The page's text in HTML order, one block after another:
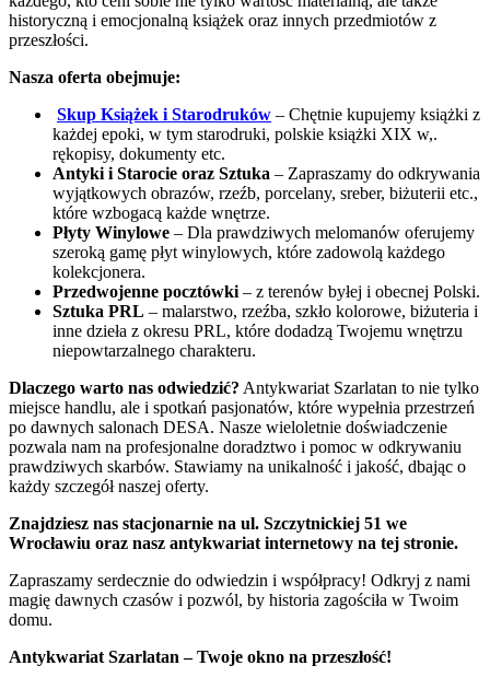
historyczną i emocjonalną książek oraz innych przedmiotów z
przeszłości.
Nasza oferta obejmuje:
Skup Książek i Starodruków – Chętnie kupujemy książki z
każdej epoki, w tym starodruki, polskie książki XIX w,.
rękopisy, dokumenty etc.
Antyki i Starocie oraz Sztuka – Zapraszamy do odkrywania
wyjątkowych obrazów, rzeźb, porcelany, sreber, biżuterii etc.,
które wzbogacą każde wnętrze.
Płyty Winylowe – Dla prawdziwych melomanów oferujemy
szeroką gamę płyt winylowych, które zadowolą każdego
kolekcjonera.
Przedwojenne pocztówki– z terenów byłej i obecnej Polski.
Sztuka PRL – malarstwo, rzeźba, szkło kolorowe, biżuteria i
inne dzieła z okresu PRL, które dodadzą Twojemu wnętrzu
niepowtarzalnego charakteru.
Dlaczego warto nas odwiedzić? Antykwariat Szarlatan to nie tylko
miejsce handlu, ale i spotkań pasjonatów, które wypełnia przestrzeń
po dawnych salonach DESA. Nasze wieloletnie doświadczenie
pozwala nam na profesjonalne doradztwo i pomoc w odkrywaniu
prawdziwych skarbów. Stawiamy na unikalność i jakość, dbając o
każdy szczegół naszej oferty.
Znajdziesz nas stacjonarnie na ul. Szczytnickiej 51 we
Wrocławiu oraz nasz antykwariat internetowy na tej stronie.
Zapraszamy serdecznie do odwiedzin i współpracy! Odkryj z nami
magię dawnych czasów i pozwól, by historia zagościła w Twoim
domu.
Antykwariat Szarlatan – Twoje okno na przeszłość!